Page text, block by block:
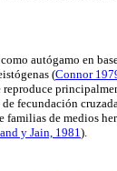
autógamo en
(Connor
reproduce
fecundación
familias de medios
y Jain, 1981).